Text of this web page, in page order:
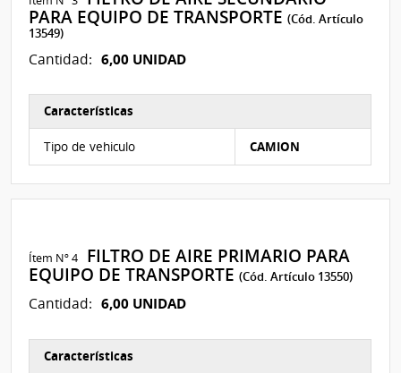
PARA EQUIPO DE TRANSPORTE(Cód. Artículo
13549)
Cantidad: 6,00 UNIDAD
Características
Tipo de vehiculo CAMION
Ítem Nº 4
FILTRO DE AIRE PRIMARIO PARA
EQUIPO DE TRANSPORTE(Cód. Artículo 13550)
Cantidad: 6,00 UNIDAD
Características